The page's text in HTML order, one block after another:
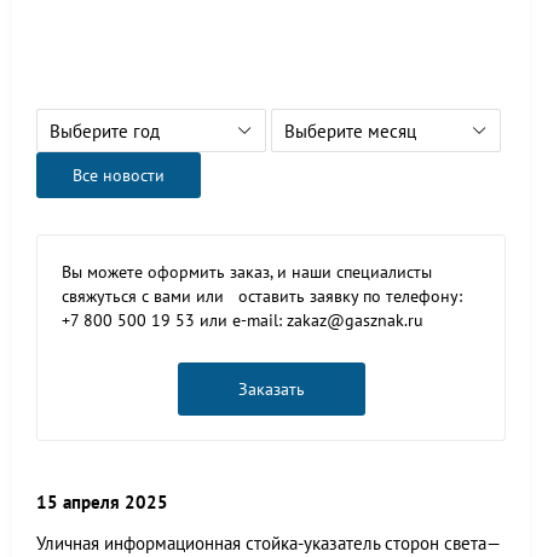
Выберите год Выберите месяц
Все новости
Вы можете оформить заказ, и наши специалисты
свяжуться с вами или оставить заявку по телефону:
+7 800 500 19 53 или e-mail: zakaz@gasznak.ru
Заказать
15 апреля 2025
Уличная информационная стойка-указатель сторон света—